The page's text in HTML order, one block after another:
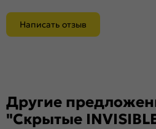
Написать отзыв
Другие
"Скрытые